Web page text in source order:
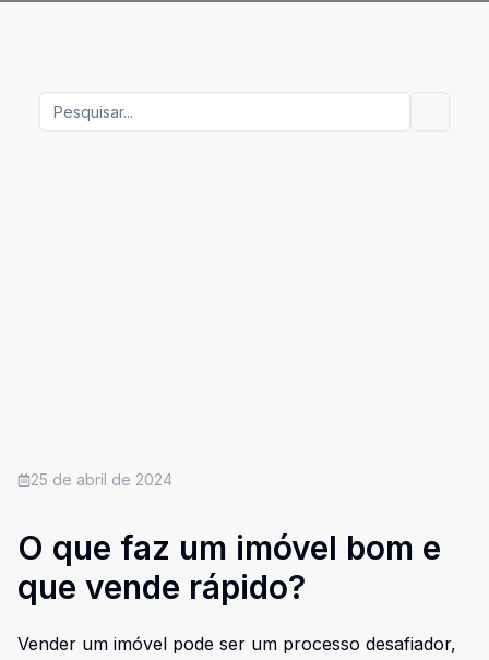
25 de abril de 2024
O que faz um imóvel bom e
que vende rápido?
Vender um imóvel pode ser um processo desafiador,